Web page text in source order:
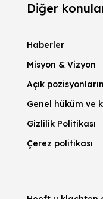
Diğer
Haberler
Misyon & Vizyon
Açık
Genel hüküm ve
Gizlilik Politikası
Çerez politikası